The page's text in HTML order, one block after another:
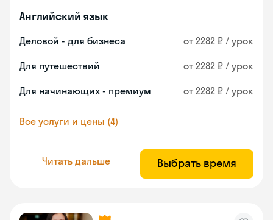
Английский язык
Деловой - для бизнеса от 2282 ₽ / урок
Для путешествий от 2282 ₽ / урок
Для начинающих - премиум от 2282 ₽ / урок
Все услуги и цены (4)
Читать дальше Выбрать время